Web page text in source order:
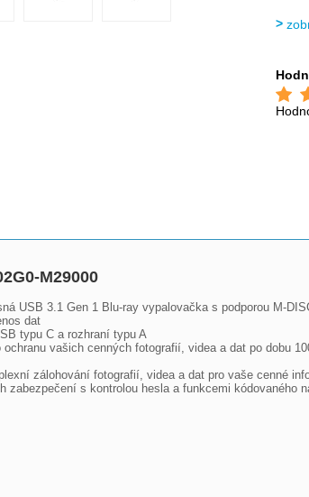
M29000
USB 3.1 Gen 1 Blu-ray vypalovačka s podporou M-
dat
typu C a rozhraní typu A
vašich cenných fotografií, videa a dat po dobu
zálohování fotografií, videa a dat pro vaše cenné
s kontrolou hesla a funkcemi kódovaného